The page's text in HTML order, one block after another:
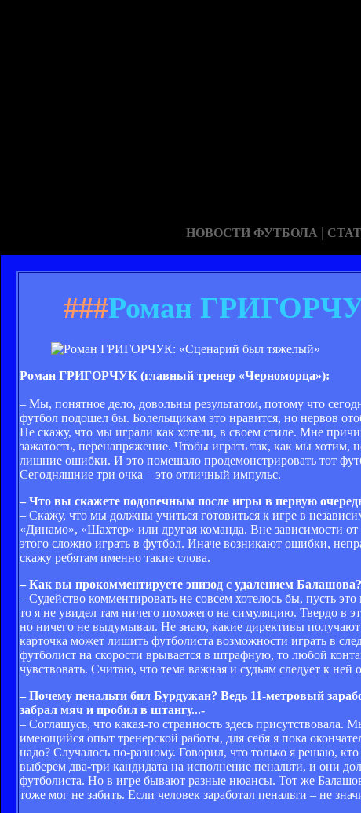
НОВОСТИ ФУТБОЛА |
###Роман
Роман ГРИГОРЧУК (главный тренер «Черноморца»):
– Мы, понятное дело, довольны результатом, потому что
футбол подошел бы. Болельщикам это нравится, но нервов
Не скажу, что мы играли как хотели, в своем стиле. Мне
зажатость, перенапряжение. Чтобы играть так, как мы
лишние ошибки. И это помешало продемонстрировать тот
Сегодняшние три очка – это отличный импульс.
– Что вы скажете подопечным после игры в первую
– Скажу, что мы должны учиться готовиться к игре в
«Динамо», «Шахтер» или другая команда. Вне зависимости
этого сложно играть в футбол. Иначе возникают ошибки,
скажу ребятам именно такие слова.
– Как вы прокомментируете эпизод с удалением Балашова?
– Судейство комментировать не совсем хотелось бы, пусть
то я не увидел там ничего похожего на симуляцию. Твердо в
но ничего не выдумывал. Не знаю, какие директивы
карточка может лишить футболиста возможности играть в
футболист на скорости врывается в штрафную, то любой
чувствовать. Считаю, что тема важная и судьям следует к
– Почему пенальти бил Бурдужан? Ведь 11-метровый
забрал мяч и пробил в штангу...-
– Соглашусь, что какая-то странность здесь
имеющийся опыт тренерской работы, для себя я пока
надо? Случалось по-разному. Говорил, что только я решаю,
выберем два-три кандидата на исполнение пенальти, и они
футболиста. Но в игре бывают разные нюансы. Тот же
тоже мог не забить. Если человек заработал пенальти – не